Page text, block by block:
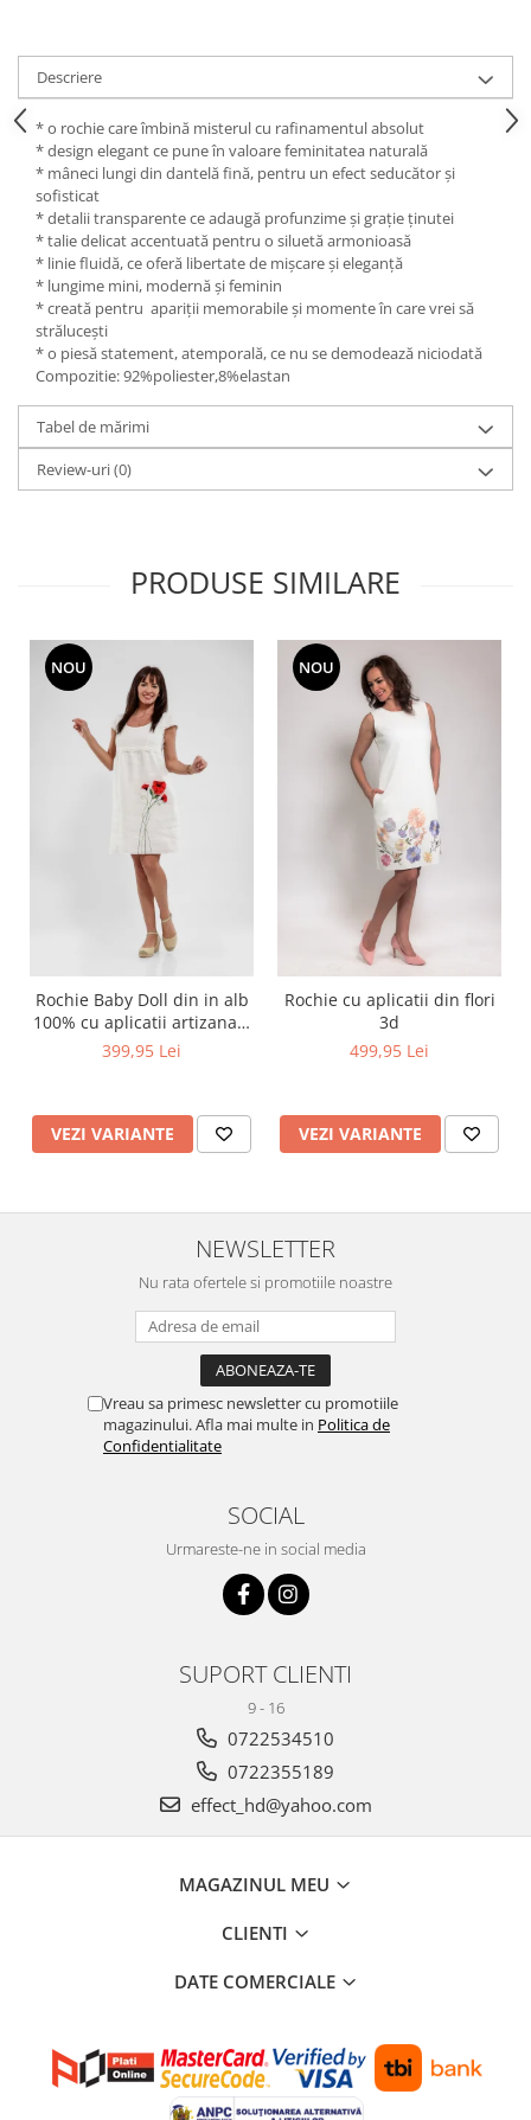
Descriere
* o rochie care îmbină misterul cu rafinamentul absolut
* design elegant ce pune în valoare feminitatea naturală
* mâneci lungi din dantelă fină, pentru un efect seducător și
sofisticat
* detalii transparente ce adaugă profunzime și grație ținutei
* talie delicat accentuată pentru o siluetă armonioasă
* linie fluidă, ce oferă libertate de mișcare și eleganță
* lungime mini, modernă și feminin
* creată pentru apariții memorabile și momente în care vrei să
strălucești
* o piesă statement, atemporală, ce nu se demodează niciodată
Compozitie: 92%poliester,8%elastan
Tabel de mărimi
Review-uri(0)
PRODUSE SIMILARE
NOU
Rochie Baby Doll din in alb
100% cu aplicatii artizanale
maci rosii
399,95 Lei
VEZI VARIANTE
NOU
Rochie cu aplicatii din flori
3d
499,95 Lei
VEZI VARIANTE
NEWSLETTER
Nu rata ofertele si promotiile noastre
Vreau sa primesc newsletter cu promotiile
magazinului. Afla mai multe in Politica de
Confidentialitate
SOCIAL
Urmareste-ne in social media
SUPORT CLIENTI
9 - 16
0722534510
0722355189
effect_hd@yahoo.com
MAGAZINUL MEU
CLIENTI
DATE COMERCIALE